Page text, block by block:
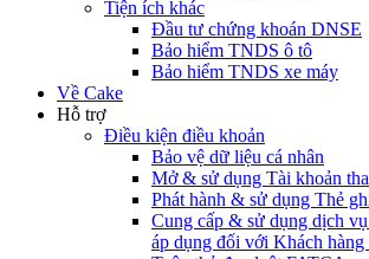
Tiện ích khác
Đầu tư chứng khoán DNSE
Bảo hiểm TNDS ô tô
Bảo hiểm TNDS xe máy
Về Cake
Hỗ trợ
Điều kiện điều khoản
Bảo vệ dữ liệu cá nhân
Mở & sử dụng Tài khoản
Phát hành & sử dụng Thẻ
Cung cấp & sử dụng dịch
áp dụng đối với Khách hàng